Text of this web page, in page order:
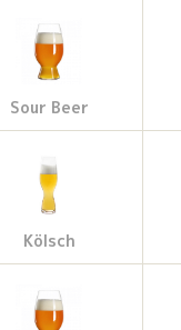
Sour Beer
Kölsch